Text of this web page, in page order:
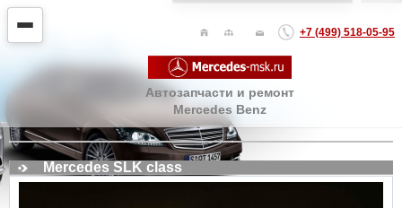
+7 (499) 518-05-95
Автозапчасти и ремонт
Mercedes Benz
Mercedes SLK class